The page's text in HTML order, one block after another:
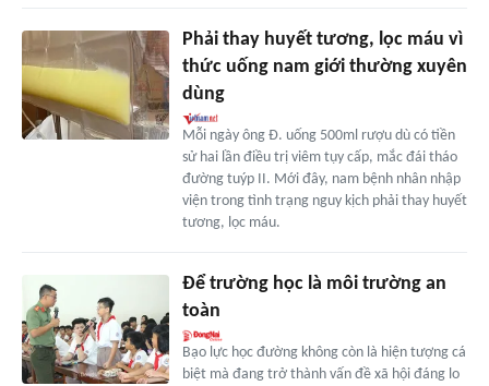
Phải thay huyết tương, lọc máu vì
thức uống nam giới thường xuyên
dùng
Mỗi ngày ông Đ. uống 500ml rượu dù có tiền
sử hai lần điều trị viêm tụy cấp, mắc đái tháo
đường tuýp II. Mới đây, nam bệnh nhân nhập
viện trong tình trạng nguy kịch phải thay huyết
tương, lọc máu.
Để trường học là môi trường an
toàn
Bạo lực học đường không còn là hiện tượng cá
biệt mà đang trở thành vấn đề xã hội đáng lo